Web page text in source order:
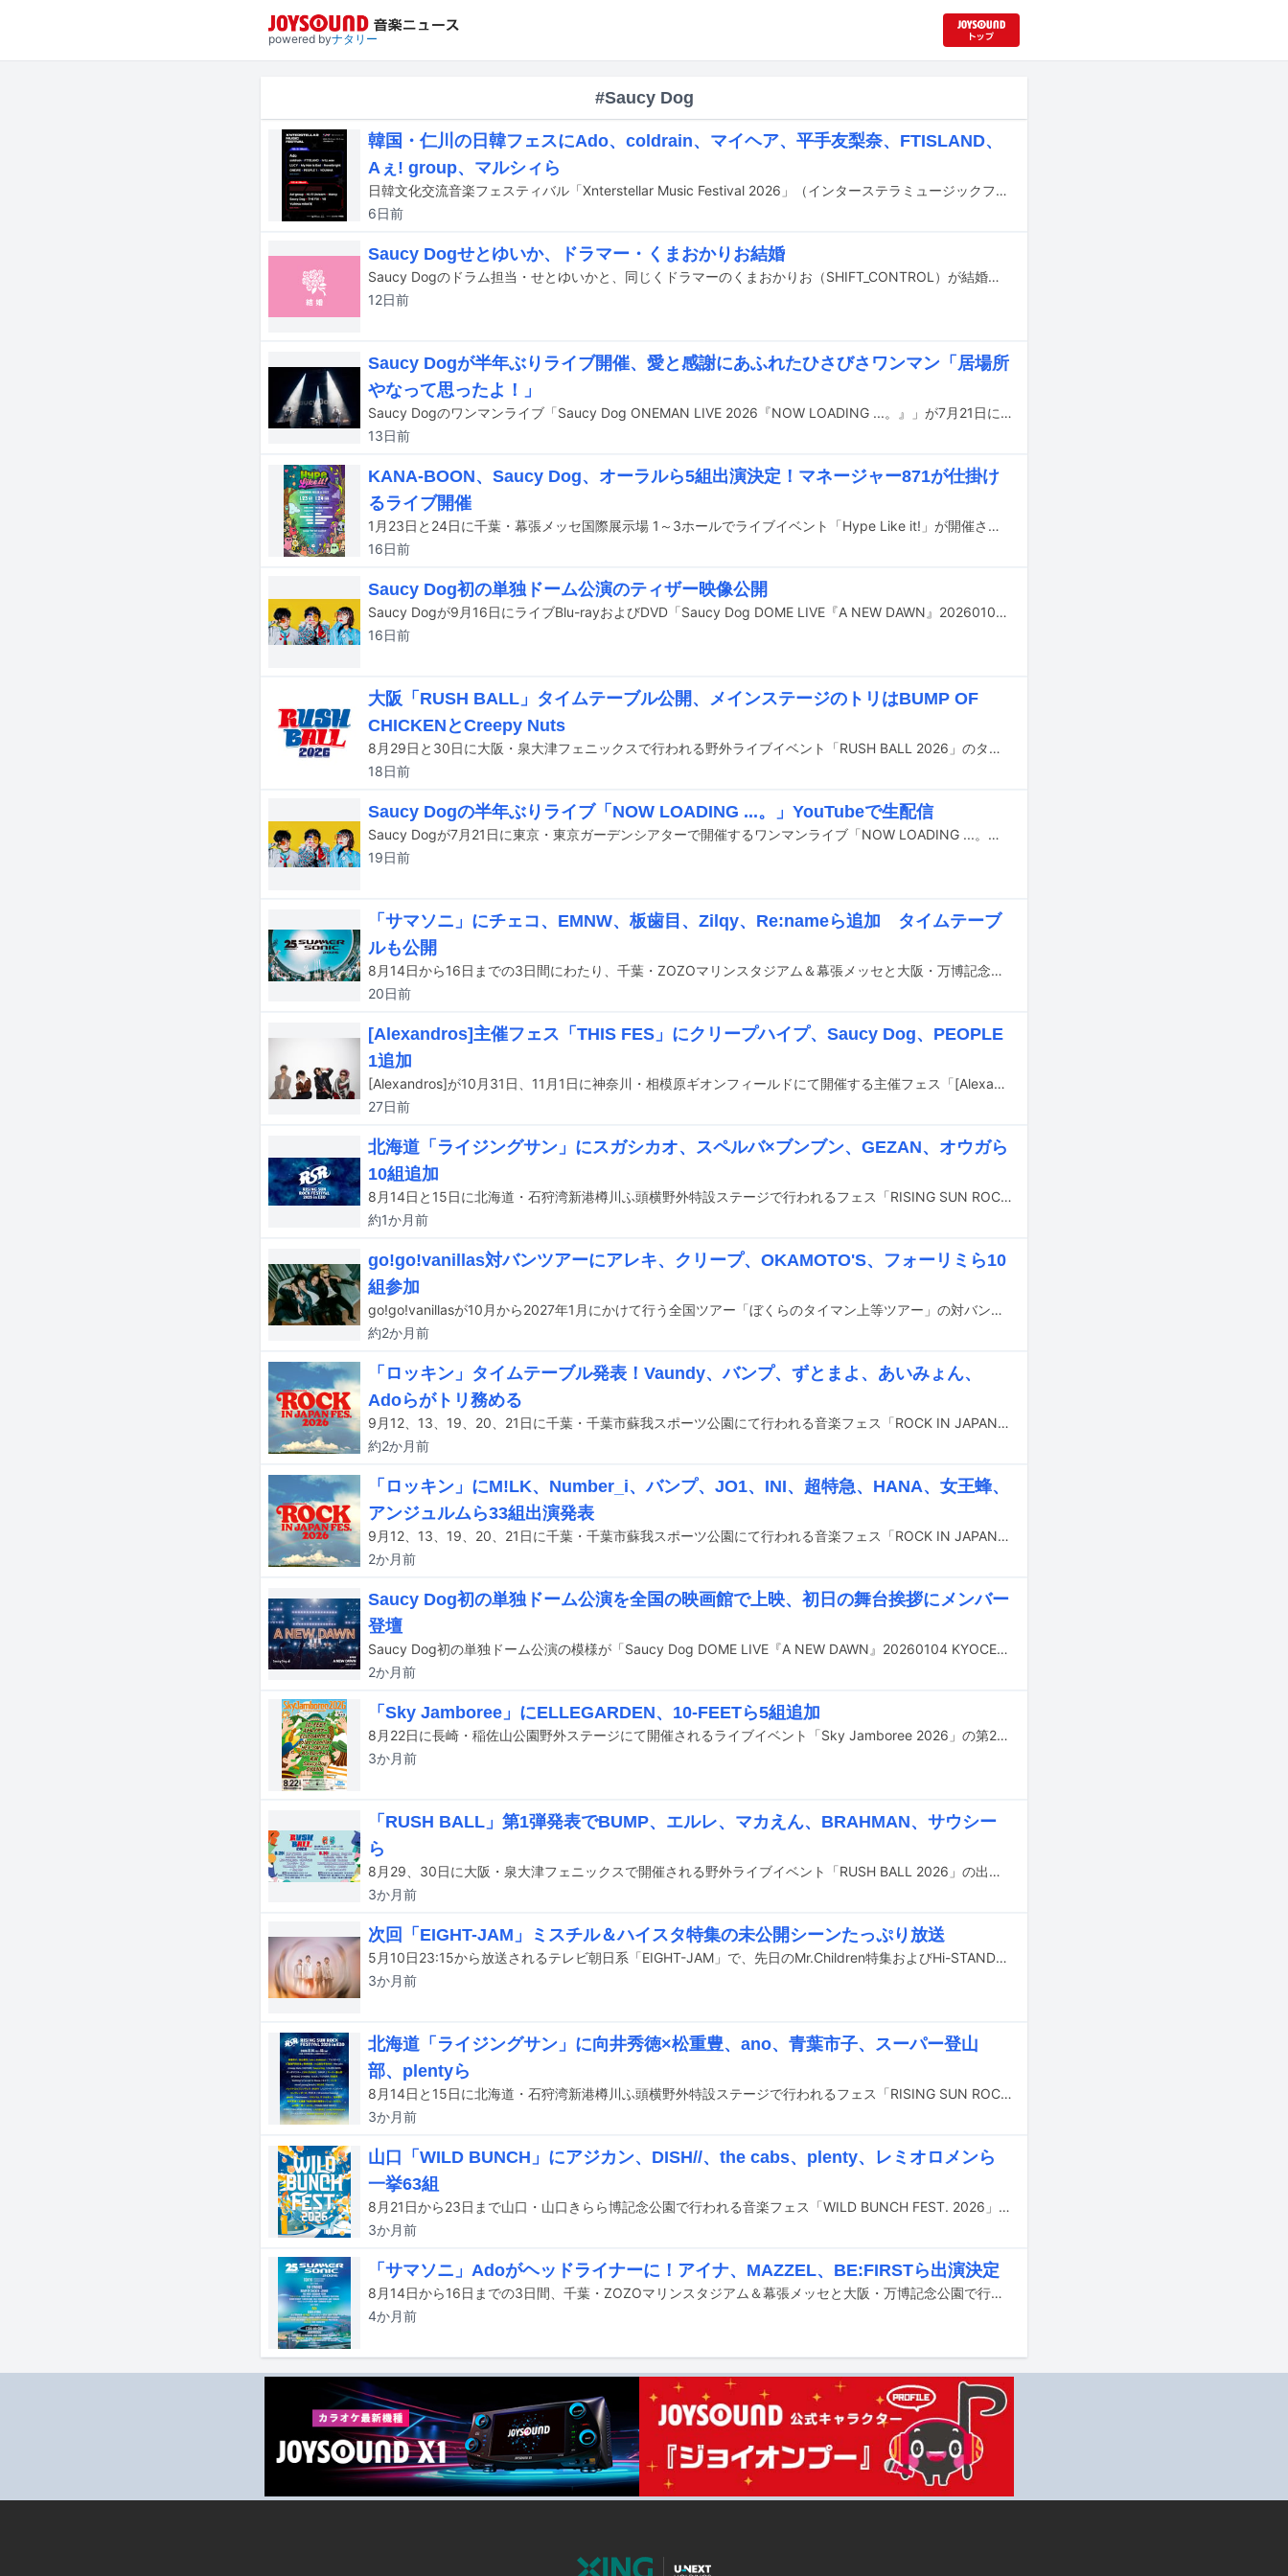
powered byナタリー
#Saucy Dog
韓国・仁川の日韓フェスにAdo、coldrain、マイヘア、平手友梨奈、FTISLAND、
Aぇ! group、マルシィら
日韓文化交流音楽フェスティバル「Xnterstellar Music Festival 2026」（インターステラミュージックフェスティバル）が10月3、4日に韓国・仁川パラダイスシティで開催される。
6日前
Saucy Dogせとゆいか、ドラマー・くまおかりお結婚
Saucy Dogのドラム担当・せとゆいかと、同じくドラマーのくまおかりお（SHIFT_CONTROL）が結婚したことを発表した。
12日前
Saucy Dogが半年ぶりライブ開催、愛と感謝にあふれたひさびさワンマン「居場所
やなって思ったよ！」
Saucy Dogのワンマンライブ「Saucy Dog ONEMAN LIVE 2026『NOW LOADING ...。』」が7月21日に東京・東京ガーデンシアターにて開催された。
13日前
KANA-BOON、Saucy Dog、オーラルら5組出演決定！マネージャー871が仕掛け
るライブ開催
1月23日と24日に千葉・幕張メッセ国際展示場 1～3ホールでライブイベント「Hype Like it!」が開催される。
16日前
Saucy Dog初の単独ドーム公演のティザー映像公開
Saucy Dogが9月16日にライブBlu-rayおよびDVD「Saucy Dog DOME LIVE『A NEW DAWN』20260104 KYOCERA DOME OSAKA」をリリース。本作のティザー映像がYouTubeで公開された。
16日前
大阪「RUSH BALL」タイムテーブル公開、メインステージのトリはBUMP OF
CHICKENとCreepy Nuts
8月29日と30日に大阪・泉大津フェニックスで行われる野外ライブイベント「RUSH BALL 2026」のタイムテーブルが公開された。
18日前
Saucy Dogの半年ぶりライブ「NOW LOADING ...。」YouTubeで生配信
Saucy Dogが7月21日に東京・東京ガーデンシアターで開催するワンマンライブ「NOW LOADING ...。」の模様が、YouTubeで生配信されることが決まった。
19日前
「サマソニ」にチェコ、EMNW、板歯目、Zilqy、Re:nameら追加 タイムテーブ
ルも公開
8月14日から16日までの3日間にわたり、千葉・ZOZOマリンスタジアム＆幕張メッセと大阪・万博記念公園で行われる音楽フェスティバル「SUMMER SONIC 2026」の追加出演アーティストが発表された。
20日前
[Alexandros]主催フェス「THIS FES」にクリープハイプ、Saucy Dog、PEOPLE
1追加
[Alexandros]が10月31日、11月1日に神奈川・相模原ギオンフィールドにて開催する主催フェス「[Alexandros] presents THIS FES ’26 in Sagamihara」の追加出演アーティストが発表された。
27日前
北海道「ライジングサン」にスガシカオ、スペルバ×ブンブン、GEZAN、オウガら
10組追加
8月14日と15日に北海道・石狩湾新港樽川ふ頭横野外特設ステージで行われるフェス「RISING SUN ROCK FESTIVAL 2026 in EZO」の出演アーティスト第4弾が発表された。
約1か月前
go!go!vanillas対バンツアーにアレキ、クリープ、OKAMOTO'S、フォーリミら10
組参加
go!go!vanillasが10月から2027年1月にかけて行う全国ツアー「ぼくらのタイマン上等ツアー」の対バンアーティストが発表された。
約2か月前
「ロッキン」タイムテーブル発表！Vaundy、バンプ、ずとまよ、あいみょん、
Adoらがトリ務める
9月12、13、19、20、21日に千葉・千葉市蘇我スポーツ公園にて行われる音楽フェス「ROCK IN JAPAN FESTIVAL 2026」のタイムテーブルが発表された。
約2か月前
「ロッキン」にM!LK、Number_i、バンプ、JO1、INI、超特急、HANA、女王蜂、
アンジュルムら33組出演発表
9月12、13、19、20、21日に千葉・千葉市蘇我スポーツ公園にて行われる音楽フェス「ROCK IN JAPAN FESTIVAL 2026」の最終出演アーティストが発表された。
2か月前
Saucy Dog初の単独ドーム公演を全国の映画館で上映、初日の舞台挨拶にメンバー
登壇
Saucy Dog初の単独ドーム公演の模様が「Saucy Dog DOME LIVE『A NEW DAWN』20260104 KYOCERA DOME OSAKA "THE MOVIE"」として、6月26、27、28日に全国の映画館で公開される。
2か月前
「Sky Jamboree」にELLEGARDEN、10-FEETら5組追加
8月22日に長崎・稲佐山公園野外ステージにて開催されるライブイベント「Sky Jamboree 2026」の第2弾アーティストが発表された。これにて全9組の出演者が出そろった。
3か月前
「RUSH BALL」第1弾発表でBUMP、エルレ、マカえん、BRAHMAN、サウシー
ら
8月29、30日に大阪・泉大津フェニックスで開催される野外ライブイベント「RUSH BALL 2026」の出演アーティスト第1弾が発表された。
3か月前
次回「EIGHT-JAM」ミスチル＆ハイスタ特集の未公開シーンたっぷり放送
5月10日23:15から放送されるテレビ朝日系「EIGHT-JAM」で、先日のMr.Children特集およびHi-STANDARD特集の未公開シーンがオンエアされる。
3か月前
北海道「ライジングサン」に向井秀徳×松重豊、ano、青葉市子、スーパー登山
部、plentyら
8月14日と15日に北海道・石狩湾新港樽川ふ頭横野外特設ステージで行われるフェス「RISING SUN ROCK FESTIVAL 2026 in EZO」の出演アーティスト第2弾が発表された。
3か月前
山口「WILD BUNCH」にアジカン、DISH//、the cabs、plenty、レミオロメンら
一挙63組
8月21日から23日まで山口・山口きらら博記念公園で行われる音楽フェス「WILD BUNCH FEST. 2026」の出演アーティストが発表された。
3か月前
「サマソニ」Adoがヘッドライナーに！アイナ、MAZZEL、BE:FIRSTら出演決定
8月14日から16日までの3日間、千葉・ZOZOマリンスタジアム＆幕張メッセと大阪・万博記念公園で行われる音楽フェスティバル「SUMMER SONIC 2026」の出演アーティスト第4弾が発表された。
4か月前